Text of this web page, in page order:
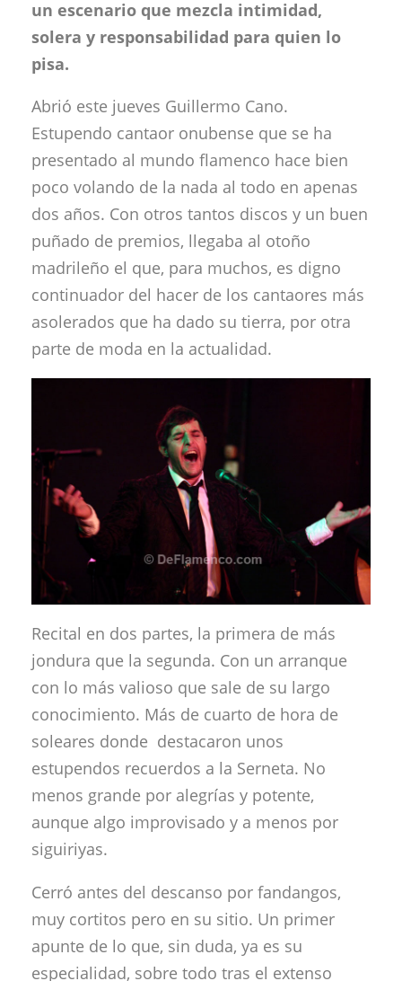
un escenario que mezcla intimidad,
solera y responsabilidad para quien lo
pisa.
Abrió este jueves Guillermo Cano.
Estupendo cantaor onubense que se ha
presentado al mundo flamenco hace bien
poco volando de la nada al todo en apenas
dos años. Con otros tantos discos y un buen
puñado de premios, llegaba al otoño
madrileño el que, para muchos, es digno
continuador del hacer de los cantaores más
asolerados que ha dado su tierra, por otra
parte de moda en la actualidad.
Recital en dos partes, la primera de más
jondura que la segunda. Con un arranque
con lo más valioso que sale de su largo
conocimiento. Más de cuarto de hora de
soleares donde destacaron unos
estupendos recuerdos a la Serneta. No
menos grande por alegrías y potente,
aunque algo improvisado y a menos por
siguiriyas.
Cerró antes del descanso por fandangos,
muy cortitos pero en su sitio. Un primer
apunte de lo que, sin duda, ya es su
especialidad, sobre todo tras el extenso